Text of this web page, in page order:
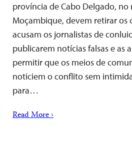
província de Cabo Delgado, no
Moçambique, devem retirar os
acusam os jornalistas de
publicarem notícias falsas e as
permitir que os meios de
noticiem o conflito sem
para…
Read More ›